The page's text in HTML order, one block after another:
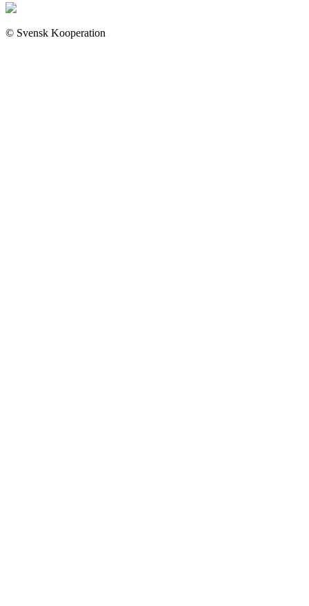
© Svensk Kooperation